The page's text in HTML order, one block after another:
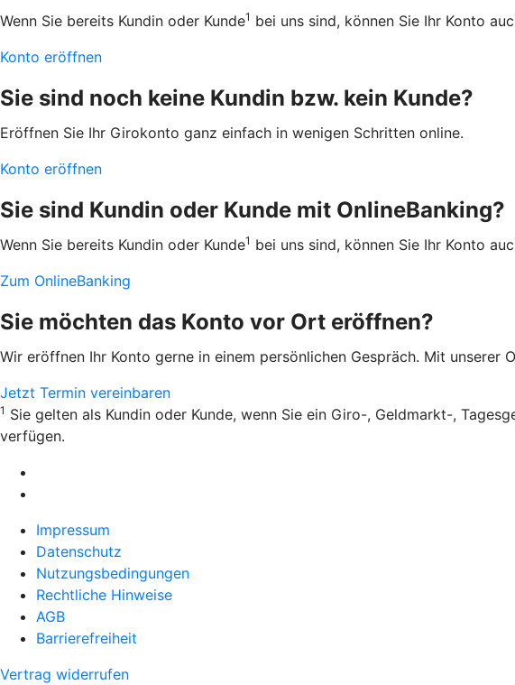
Wenn Sie bereits Kundin oder Kunde1 bei uns sind, können Sie Ihr Konto
Konto eröffnen
Sie sind noch keine Kundin bzw. kein Kunde?
Eröffnen Sie Ihr Girokonto ganz einfach in wenigen Schritten online.
Konto eröffnen
Sie sind Kundin oder Kunde mit OnlineBanking?
Wenn Sie bereits Kundin oder Kunde1 bei uns sind, können Sie Ihr Konto
Zum OnlineBanking
Sie möchten das Konto vor Ort eröffnen?
Wir eröffnen Ihr Konto gerne in einem persönlichen Gespräch. Mit unserer
Jetzt Termin vereinbaren
1 Sie gelten als Kundin oder Kunde, wenn Sie ein Giro-, Geldmarkt-,
verfügen.
Impressum
Datenschutz
Nutzungsbedingungen
Rechtliche Hinweise
AGB
Barrierefreiheit
Vertrag widerrufen